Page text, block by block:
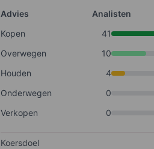
Advies
Analisten
Kopen
41
Overwegen
10
Houden
4
Onderwegen
0
Verkopen
0
Koersdoel